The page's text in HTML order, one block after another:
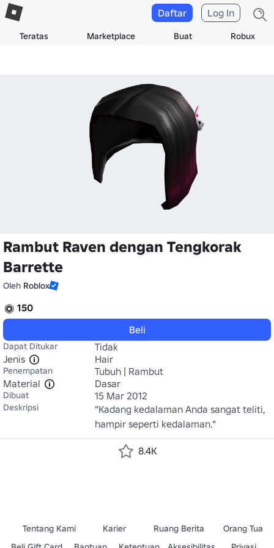
Teratas Marketplace Buat Robux
Daftar Log In
Rambut Raven dengan Tengkorak
Barrette
Oleh Roblox
150
Beli
Dapat Ditukar
Tidak
Jenis
Hair
Penempatan
Tubuh | Rambut
Material
Dasar
Dibuat 15 Mar 2012
Deskripsi
"Kadang kedalaman Anda sangat teliti,
hampir seperti kedalaman."
8.4K
Tentang Kami Karier Ruang Berita
Orang Tua